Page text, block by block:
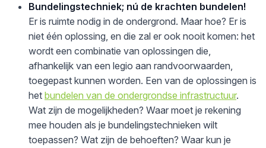
Bundelingstechniek; nú de krachten bundelen!
Er is ruimte nodig in de ondergrond. Maar hoe? Er is
niet één oplossing, en die zal er ook nooit komen: het
wordt een combinatie van oplossingen die,
afhankelijk van een legio aan randvoorwaarden,
toegepast kunnen worden. Een van de oplossingen is
het bundelen van de ondergrondse infrastructuur.
Wat zijn de mogelijkheden? Waar moet je rekening
mee houden als je bundelingstechnieken wilt
toepassen? Wat zijn de behoeften? Waar kun je